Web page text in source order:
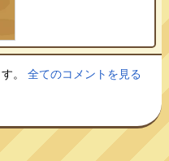
す。全てのコメントを見る